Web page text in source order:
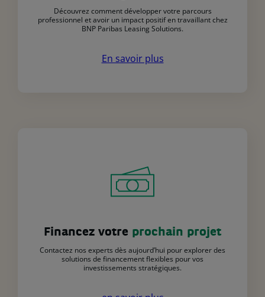
Découvrez comment développer votre parcours
professionnel et avoir un impact positif en travaillant chez
BNP Paribas Leasing Solutions.
En savoir plus
Financez votre prochain projet
Contactez nos experts dès aujourd’hui pour explorer des
solutions de financement flexibles pour vos
investissements stratégiques.